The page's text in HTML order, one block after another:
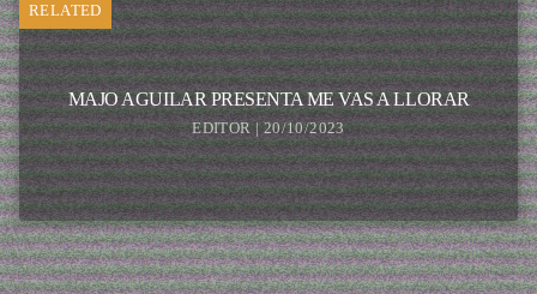
RELATED
MAJO AGUILAR PRESENTA ME VAS A LLORAR
EDITOR | 20/10/2023